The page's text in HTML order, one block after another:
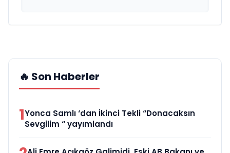
🔥 Son Haberler
1Yonca Samlı ‘dan İkinci Tekli “Donacaksın
Sevgilim “ yayımlandı